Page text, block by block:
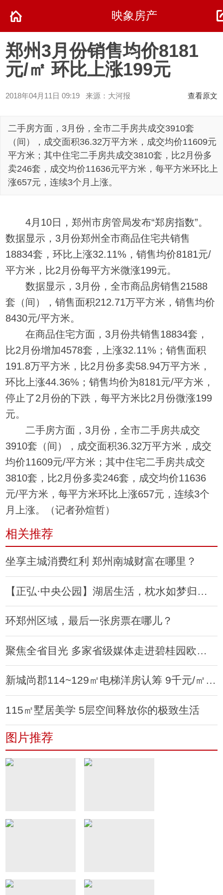
映象房产
郑州3月份销售均价8181
元/㎡ 环比上涨199元
2018年04月11日 09:19 来源：大河报 查看原文
二手房方面，3月份，全市二手房共成交3910套
（间），成交面积36.32万平方米，成交均价11609元
平方米；其中住宅二手房共成交3810套，比2月份多
卖246套，成交均价11636元平方米，每平方米环比上
涨657元，连续3个月上涨。
4月10日，郑州市房管局发布“郑房指数”。
数据显示，3月份郑州全市商品住宅共销售
18834套，环比上涨32.11%，销售均价8181元/
平方米，比2月份每平方米微涨199元。
数据显示，3月份，全市商品房销售21588
套（间），销售面积212.71万平方米，销售均价
8430元/平方米。
在商品住宅方面，3月份共销售18834套，
比2月份增加4578套，上涨32.11%；销售面积
191.8万平方米，比2月份多卖58.94万平方米，
环比上涨44.36%；销售均价为8181元/平方米，
停止了2月份的下跌，每平方米比2月份微涨199
元。
二手房方面，3月份，全市二手房共成交
3910套（间），成交面积36.32万平方米，成交
均价11609元/平方米；其中住宅二手房共成交
3810套，比2月份多卖246套，成交均价11636
元/平方米，每平方米环比上涨657元，连续3个
月上涨。（记者孙煊哲）
相关推荐
坐享主城消费红利 郑州南城财富在哪里？
【正弘·中央公园】湖居生活，枕水如梦归心而居
环郑州区域，最后一张房票在哪儿？
聚焦全省目光 多家省级媒体走进碧桂园欧洲城
新城尚郡114~129㎡电梯洋房认筹 9千元/㎡起轻松拥享
115㎡墅居美学 5层空间释放你的极致生活
图片推荐